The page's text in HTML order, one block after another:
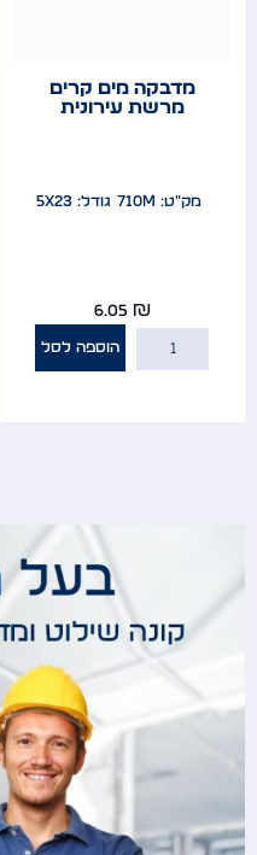
מדבקה מים קרים
מרשת עירונית
מק"ט: 710m גודל: 5x23
6.05₪
הוספה לסל